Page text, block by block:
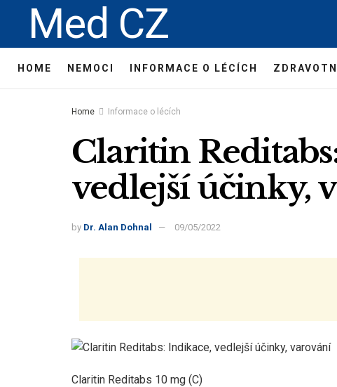
Med CZ
HOME NEMOCI INFORMACE O LÉCÍCH
Home Informace o lécích
Claritin
vedlejší účinky,
by Dr. Alan Dohnal 09/05/2022
Claritin Reditabs 10 mg (C)